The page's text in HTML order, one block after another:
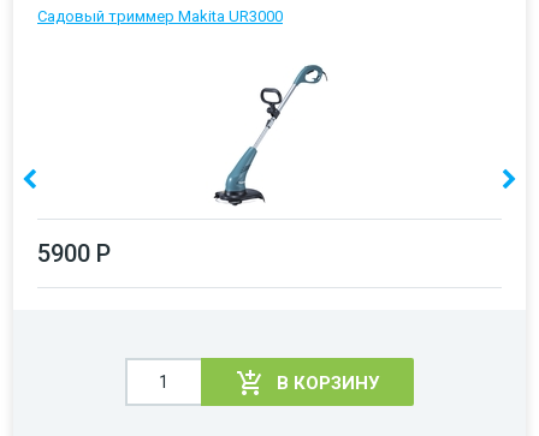
Садовый триммер Makita UR3000
5900 Р
В КОРЗИНУ